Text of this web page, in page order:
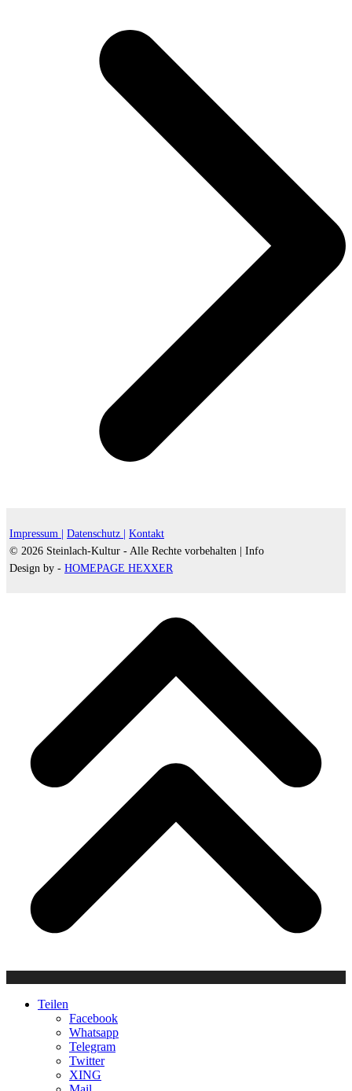
Impressum | Datenschutz |
Kontakt
© 2026 Steinlach-Kultur - Alle Rechte vorbehalten |
Info
Design by - HOMEPAGE HEXXER
Teilen
Facebook
Whatsapp
Telegram
Twitter
XING